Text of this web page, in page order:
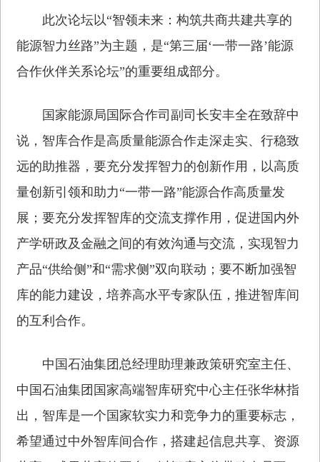
此次论坛以“智领未来：构筑共商共建共享的
能源智力丝路”为主题，是“第三届‘一带一路’能源
合作伙伴关系论坛”的重要组成部分。
国家能源局国际合作司副司长安丰全在致辞中
说，智库合作是高质量能源合作走深走实、行稳致
远的助推器，要充分发挥智力的创新作用，以高质
量创新引领和助力“一带一路”能源合作高质量发
展；要充分发挥智库的交流支撑作用，促进国内外
产学研政及金融之间的有效沟通与交流，实现智力
产品“供给侧”和“需求侧”双向联动；要不断加强智
库的能力建设，培养高水平专家队伍，推进智库间
的互利合作。
中国石油集团总经理助理兼政策研究室主任、
中国石油集团国家高端智库研究中心主任张华林指
出，智库是一个国家软实力和竞争力的重要标志，
希望通过中外智库间合作，搭建起信息共享、资源